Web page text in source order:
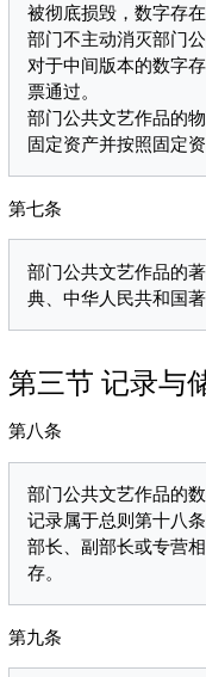
被彻底损毁，数字存在
部门不主动消灭部门
对于中间版本的数字
票通过。
部门公共文艺作品的
第七条
部门公共文艺作品的
第三节 记录与
第八条
部门公共文艺作品的
记录属于总则第十八
部长、副部长或专营
第九条